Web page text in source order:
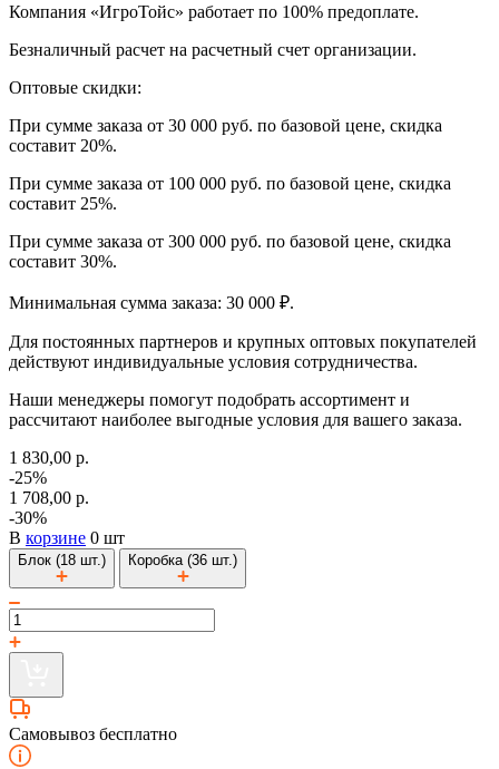
Компания «ИгроТойс» работает по 100% предоплате.
Безналичный расчет на расчетный счет организации.
Оптовые скидки:
При сумме заказа от 30 000 руб. по базовой цене, скидка
составит 20%.
При сумме заказа от 100 000 руб. по базовой цене, скидка
составит 25%.
При сумме заказа от 300 000 руб. по базовой цене, скидка
составит 30%.
Минимальная сумма заказа: 30 000 ₽.
Для постоянных партнеров и крупных оптовых покупателей
действуют индивидуальные условия сотрудничества.
Наши менеджеры помогут подобрать ассортимент и
рассчитают наиболее выгодные условия для вашего заказа.
1 830,00 р.
-25%
1 708,00 р.
-30%
В корзине 0 шт
Блок (18 шт.) Коробка (36 шт.)
Самовывоз бесплатно